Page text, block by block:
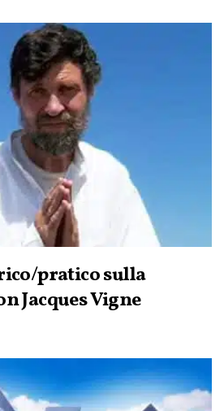
pratico sulla
Jacques Vigne